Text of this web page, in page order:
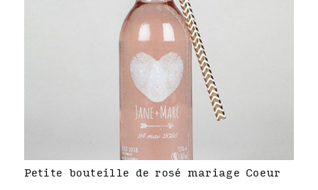
Petite bouteille de rosé mariage Coeur